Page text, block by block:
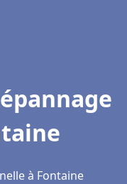
à Fontaine